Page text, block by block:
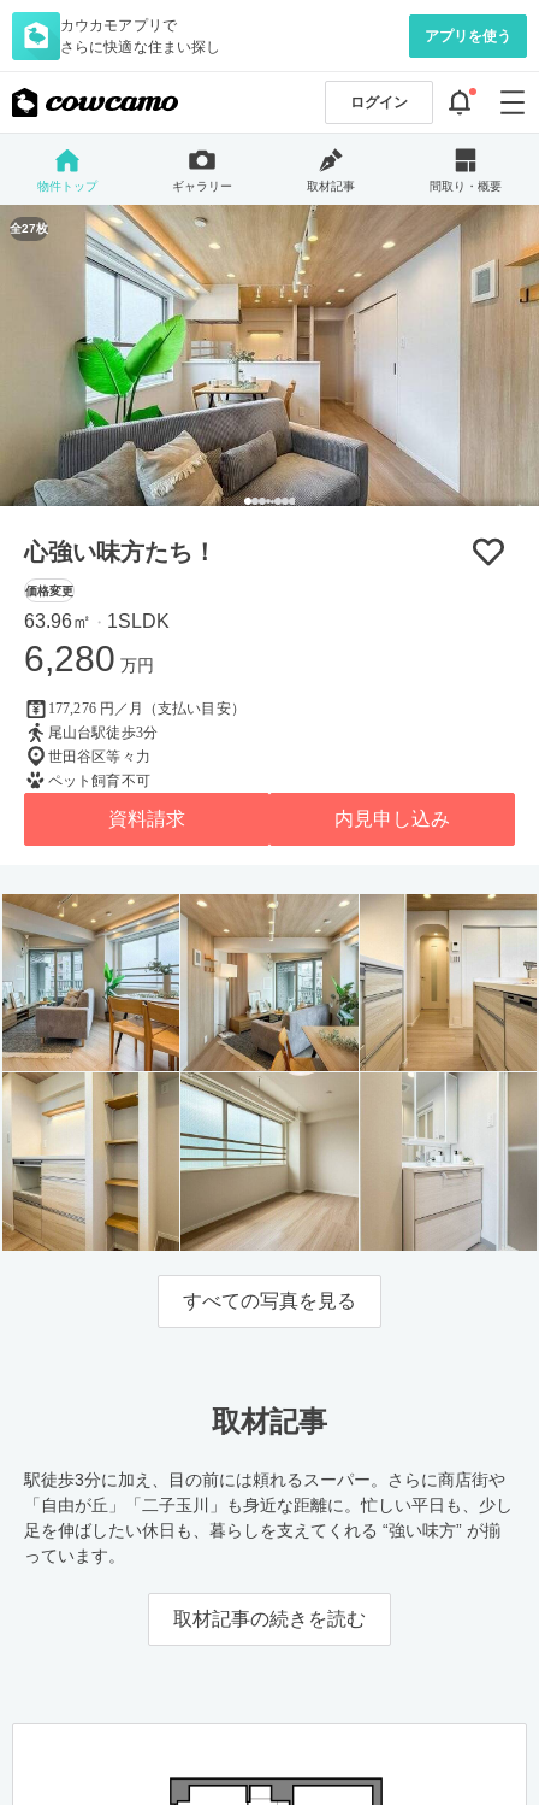
カウカモアプリで
さらに快適な住まい探し
アプリを使う
ログイン
物件トップ ギャラリー 取材記事 間取り・概要
全27枚
心強い味方たち！
価格変更
63.96㎡ ・ 1SLDK
6,280 万円
177,276 円／月（支払い目安）
尾山台駅徒歩3分
世田谷区等々力
ペット飼育不可
資料請求 内見申し込み
すべての写真を見る
取材記事
駅徒歩3分に加え、目の前には頼れるスーパー。さらに商店街や
「自由が丘」「二子玉川」も身近な距離に。忙しい平日も、少し
足を伸ばしたい休日も、暮らしを支えてくれる “強い味方” が揃
っています。
取材記事の続きを読む